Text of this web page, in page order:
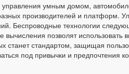
управления умным домом,
производителей и платформ.
Беспроводные технологии
позволят использовать
станет стандартом, защищая
под привычки и предпочтения